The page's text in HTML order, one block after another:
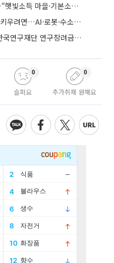
최영일 순창군수 취임 한달…“햇빛소득 마을·기본소득으로 청년 머무는 순창 만들 것"
현대차 새만금 9조 투자효과 키우려면…AI·로봇·수소 공공기관 집적화 시급
전북대 이건희 박사과정생, 한국연구재단 연구장려금 선정
슬퍼요
0
추가취재 원해요
0